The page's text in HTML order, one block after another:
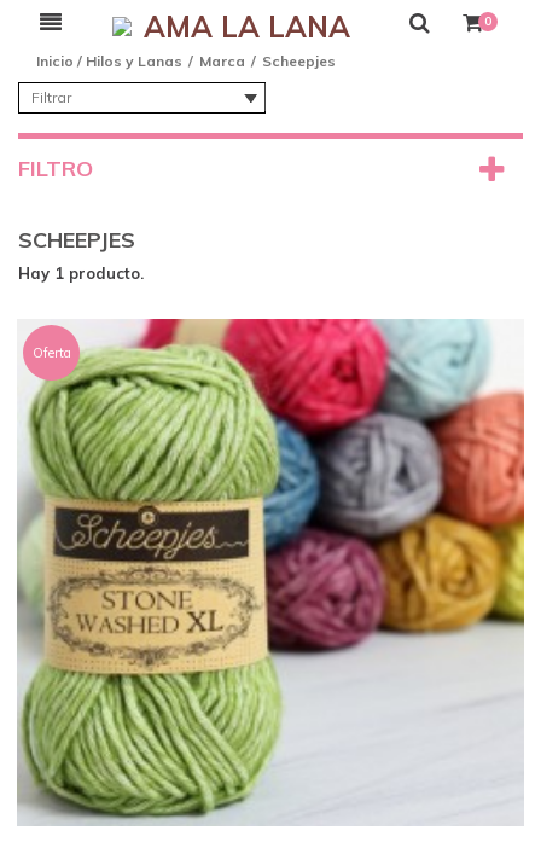
AMA LA LANA 0
Inicio / Hilos y Lanas / Marca / Scheepjes
Filtrar
FILTRO
SCHEEPJES
Hay 1 producto.
Oferta